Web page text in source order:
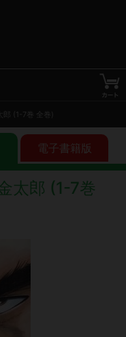
(1-7巻 全巻)
電子書籍版
太郎 (1-7巻